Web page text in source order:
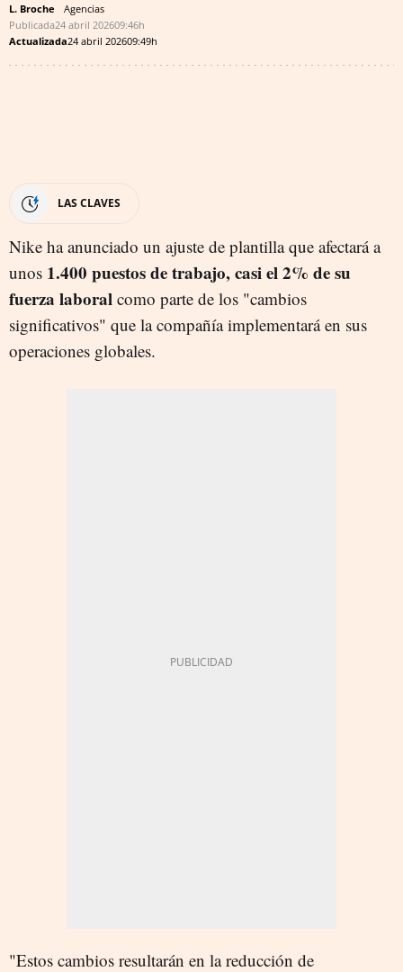
L. Broche
Agencias
Publicada24 abril 202609:46h
Actualizada24 abril 202609:49h
LAS CLAVES
Nike ha anunciado un ajuste de plantilla que afectará a
unos 1.400 puestos de trabajo, casi el 2% de su
fuerza laboral como parte de los "cambios
significativos" que la compañía implementará en sus
operaciones globales.
"Estos cambios resultarán en la reducción de